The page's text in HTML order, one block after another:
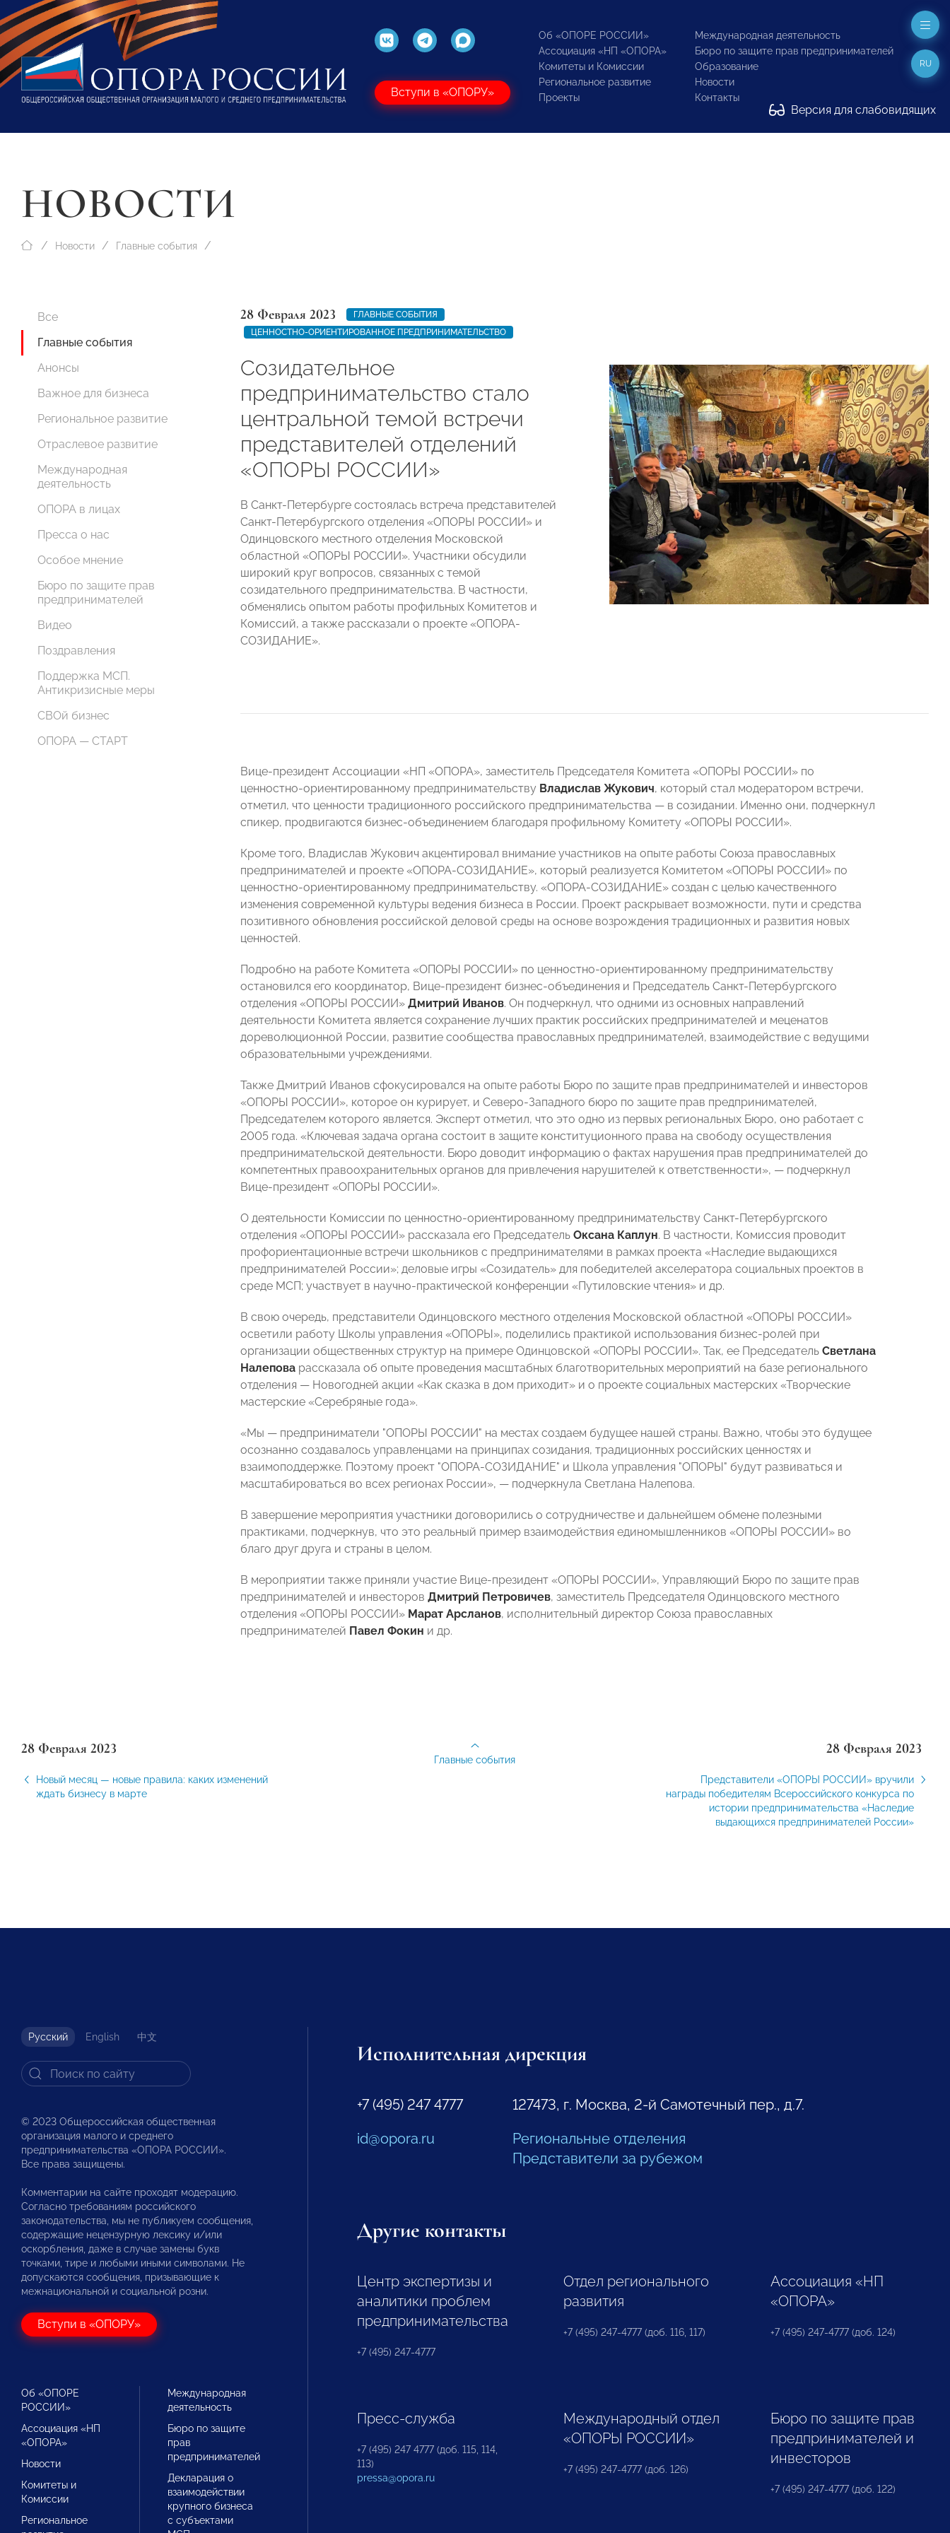
Вступи в «ОПОРУ»
Об «ОПОРЕ РОССИИ»
Ассоциация «НП «ОПОРА»
Комитеты и Комиссии
Региональное развитие
Проекты
Международная деятельность
Бюро по защите прав предпринимателей
Образование
Новости
Контакты
Версия для слабовидящих
RU
НОВОСТИ
Новости Главные события
Все
Главные события
Анонсы
Важное для бизнеса
Региональное развитие
Отраслевое развитие
Международная
деятельность
ОПОРА в лицах
Пресса о нас
Особое мнение
Бюро по защите прав
предпринимателей
Видео
Поздравления
Поддержка МСП.
Антикризисные меры
СВОй бизнес
ОПОРА — СТАРТ
28 Февраля 2023
ГЛАВНЫЕ СОБЫТИЯ
ЦЕННОСТНО-ОРИЕНТИРОВАННОЕ ПРЕДПРИНИМАТЕЛЬСТВО
Созидательное
предпринимательство стало
центральной темой встречи
представителей отделений
«ОПОРЫ РОССИИ»
В Санкт-Петербурге состоялась встреча представителей
Санкт-Петербургского отделения «ОПОРЫ РОССИИ» и
Одинцовского местного отделения Московской
областной «ОПОРЫ РОССИИ». Участники обсудили
широкий круг вопросов, связанных с темой
созидательного предпринимательства. В частности,
обменялись опытом работы профильных Комитетов и
Комиссий, а также рассказали о проекте «ОПОРА-
СОЗИДАНИЕ».
Вице-президент Ассоциации «НП «ОПОРА», заместитель Председателя Комитета «ОПОРЫ РОССИИ» по
ценностно-ориентированному предпринимательству Владислав Жукович, который стал модератором встречи,
отметил, что ценности традиционного российского предпринимательства — в созидании. Именно они, подчеркнул
спикер, продвигаются бизнес-объединением благодаря профильному Комитету «ОПОРЫ РОССИИ».
Кроме того, Владислав Жукович акцентировал внимание участников на опыте работы Союза православных
предпринимателей и проекте «ОПОРА-СОЗИДАНИЕ», который реализуется Комитетом «ОПОРЫ РОССИИ» по
ценностно-ориентированному предпринимательству. «ОПОРА-СОЗИДАНИЕ» создан с целью качественного
изменения современной культуры ведения бизнеса в России. Проект раскрывает возможности, пути и средства
позитивного обновления российской деловой среды на основе возрождения традиционных и развития новых
ценностей.
Подробно на работе Комитета «ОПОРЫ РОССИИ» по ценностно-ориентированному предпринимательству
остановился его координатор, Вице-президент бизнес-объединения и Председатель Санкт-Петербургского
отделения «ОПОРЫ РОССИИ» Дмитрий Иванов. Он подчеркнул, что одними из основных направлений
деятельности Комитета является сохранение лучших практик российских предпринимателей и меценатов
дореволюционной России, развитие сообщества православных предпринимателей, взаимодействие с ведущими
образовательными учреждениями.
Также Дмитрий Иванов сфокусировался на опыте работы Бюро по защите прав предпринимателей и инвесторов
«ОПОРЫ РОССИИ», которое он курирует, и Северо-Западного бюро по защите прав предпринимателей,
Председателем которого является. Эксперт отметил, что это одно из первых региональных Бюро, оно работает с
2005 года. «Ключевая задача органа состоит в защите конституционного права на свободу осуществления
предпринимательской деятельности. Бюро доводит информацию о фактах нарушения прав предпринимателей до
компетентных правоохранительных органов для привлечения нарушителей к ответственности», — подчеркнул
Вице-президент «ОПОРЫ РОССИИ».
О деятельности Комиссии по ценностно-ориентированному предпринимательству Санкт-Петербургского
отделения «ОПОРЫ РОССИИ» рассказала его Председатель Оксана Каплун. В частности, Комиссия проводит
профориентационные встречи школьников с предпринимателями в рамках проекта «Наследие выдающихся
предпринимателей России»; деловые игры «Созидатель» для победителей акселератора социальных проектов в
среде МСП; участвует в научно-практической конференции «Путиловские чтения» и др.
В свою очередь, представители Одинцовского местного отделения Московской областной «ОПОРЫ РОССИИ»
осветили работу Школы управления «ОПОРЫ», поделились практикой использования бизнес-ролей при
организации общественных структур на примере Одинцовской «ОПОРЫ РОССИИ». Так, ее Председатель Светлана
Налепова рассказала об опыте проведения масштабных благотворительных мероприятий на базе регионального
отделения — Новогодней акции «Как сказка в дом приходит» и о проекте социальных мастерских «Творческие
мастерские «Серебряные года».
«Мы — предприниматели "ОПОРЫ РОССИИ" на местах создаем будущее нашей страны. Важно, чтобы это будущее
осознанно создавалось управленцами на принципах созидания, традиционных российских ценностях и
взаимоподдержке. Поэтому проект "ОПОРА-СОЗИДАНИЕ" и Школа управления "ОПОРЫ" будут развиваться и
масштабироваться во всех регионах России», — подчеркнула Светлана Налепова.
В завершение мероприятия участники договорились о сотрудничестве и дальнейшем обмене полезными
практиками, подчеркнув, что это реальный пример взаимодействия единомышленников «ОПОРЫ РОССИИ» во
благо друг друга и страны в целом.
В мероприятии также приняли участие Вице-президент «ОПОРЫ РОССИИ», Управляющий Бюро по защите прав
предпринимателей и инвесторов Дмитрий Петровичев, заместитель Председателя Одинцовского местного
отделения «ОПОРЫ РОССИИ» Марат Арсланов, исполнительный директор Союза православных
предпринимателей Павел Фокин и др.
28 Февраля 2023
Новый месяц — новые правила: каких изменений
ждать бизнесу в марте
28 Февраля 2023
Представители «ОПОРЫ РОССИИ» вручили
награды победителям Всероссийского конкурса по
истории предпринимательства «Наследие
выдающихся предпринимателей России»
Главные события
Русский English 中文
© 2023 Общероссийская общественная
организация малого и среднего
предпринимательства «ОПОРА РОССИИ».
Все права защищены.
Комментарии на сайте проходят модерацию.
Согласно требованиям российского
законодательства, мы не публикуем сообщения,
содержащие нецензурную лексику и/или
оскорбления, даже в случае замены букв
точками, тире и любыми иными символами. Не
допускаются сообщения, призывающие к
межнациональной и социальной розни.
Вступи в «ОПОРУ»
Об «ОПОРЕ
РОССИИ»
Ассоциация «НП
«ОПОРА»
Новости
Комитеты и
Комиссии
Региональное
Международная
деятельность
Бюро по защите
прав
предпринимателей
Декларация о
взаимодействии
крупного бизнеса
с субъектами
Исполнительная дирекция
+7 (495) 247 4777
id@opora.ru
127473, г. Москва, 2-й Самотечный пер., д.7.
Региональные отделения
Представители за рубежом
Другие контакты
Центр экспертизы и
аналитики проблем
предпринимательства
+7 (495) 247-4777
Отдел регионального
развития
+7 (495) 247-4777 (доб. 116, 117)
Ассоциация «НП
«ОПОРА»
+7 (495) 247-4777 (доб. 124)
Пресс-служба
+7 (495) 247 4777 (доб. 115, 114,
113)
pressa@opora.ru
Международный отдел
«ОПОРЫ РОССИИ»
+7 (495) 247-4777 (доб. 126)
Бюро по защите прав
предпринимателей и
инвесторов
+7 (495) 247-4777 (доб. 122)